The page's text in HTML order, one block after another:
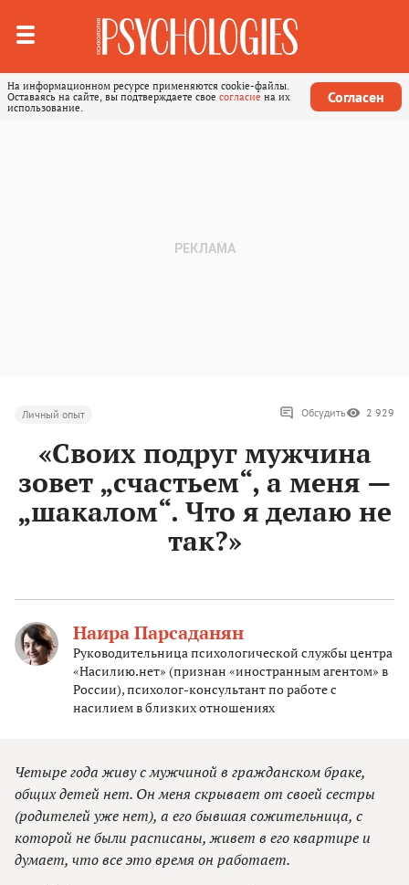
На информационном ресурсе применяются cookie-файлы.
Оставаясь на сайте, вы подтверждаете свое согласие на их
использование.
Согласен
Личный опыт Обсудить 2 929
«Своих подруг мужчина
зовет „счастьем“, а меня —
„шакалом“. Что я делаю не
так?»
Наира Парсаданян
Руководительница психологической службы центра
«Насилию.нет» (признан «иностранным агентом» в
России), психолог-консультант по работе с
насилием в близких отношениях
Четыре года живу с мужчиной в гражданском браке,
общих детей нет. Он меня скрывает от своей сестры
(родителей уже нет), а его бывшая сожительница, с
которой не были расписаны, живет в его квартире и
думает, что все это время он работает.